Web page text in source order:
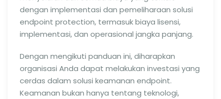
dengan implementasi dan pemeliharaan solusi
endpoint protection, termasuk biaya lisensi,
implementasi, dan operasional jangka panjang.
Dengan mengikuti panduan ini, diharapkan
organisasi Anda dapat melakukan investasi yang
cerdas dalam solusi keamanan endpoint.
Keamanan bukan hanya tentang teknologi,